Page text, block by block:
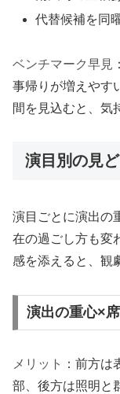
代替候補を同
ベンチマーク早見
事帰りが増えやす
間を見込むと、気
演目別の見
演目ごとに演出の
在の過ごし方も変
感を添えると、観
演出の重心×
メリット
：前方は
部、後方は照明と